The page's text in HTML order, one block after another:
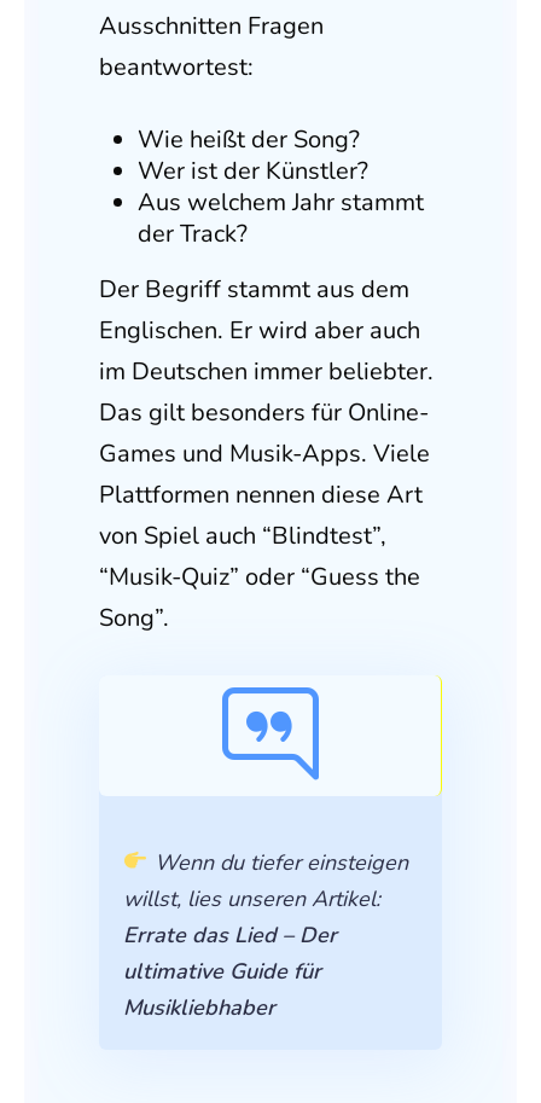
Ausschnitten Fragen
beantwortest:
Wie heißt der Song?
Wer ist der Künstler?
Aus welchem Jahr stammt
der Track?
Der Begriff stammt aus dem
Englischen. Er wird aber auch
im Deutschen immer beliebter.
Das gilt besonders für Online-
Games und Musik-Apps. Viele
Plattformen nennen diese Art
von Spiel auch “Blindtest”,
“Musik-Quiz” oder “Guess the
Song”.
Wenn du tiefer einsteigen
willst, lies unseren Artikel:
Errate das Lied – Der
ultimative Guide für
Musikliebhaber